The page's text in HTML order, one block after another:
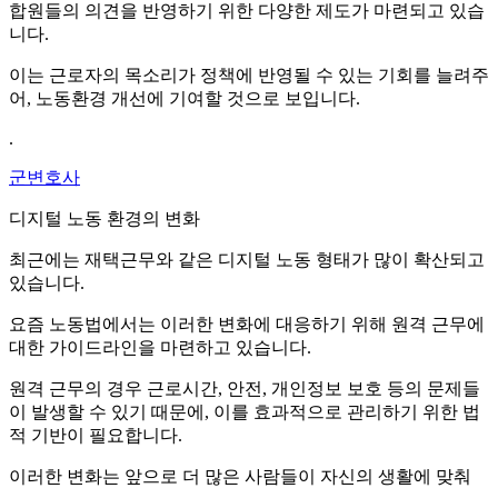
합원들의 의견을 반영하기 위한 다양한 제도가 마련되고 있습
니다.
이는 근로자의 목소리가 정책에 반영될 수 있는 기회를 늘려주
어, 노동환경 개선에 기여할 것으로 보입니다.
.
군변호사
디지털 노동 환경의 변화
최근에는 재택근무와 같은 디지털 노동 형태가 많이 확산되고
있습니다.
요즘 노동법에서는 이러한 변화에 대응하기 위해 원격 근무에
대한 가이드라인을 마련하고 있습니다.
원격 근무의 경우 근로시간, 안전, 개인정보 보호 등의 문제들
이 발생할 수 있기 때문에, 이를 효과적으로 관리하기 위한 법
적 기반이 필요합니다.
이러한 변화는 앞으로 더 많은 사람들이 자신의 생활에 맞춰